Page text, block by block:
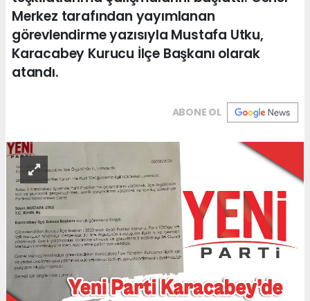
Merkez tarafından yayımlanan
görevlendirme yazısıyla Mustafa Utku,
Karacabey Kurucu İlçe Başkanı olarak
atandı.
ABONE OL